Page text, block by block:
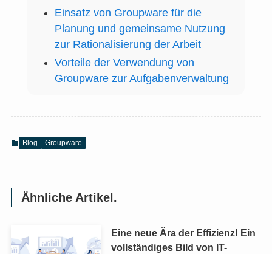
Einsatz von Groupware für die
Planung und gemeinsame Nutzung
zur Rationalisierung der Arbeit
Vorteile der Verwendung von
Groupware zur Aufgabenverwaltung
Blog Groupware
Ähnliche Artikel.
Eine neue Ära der Effizienz! Ein
vollständiges Bild von IT-